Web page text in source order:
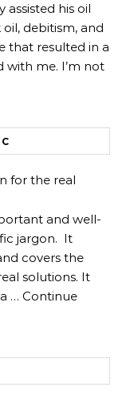
assisted his oil
debitism, and
that resulted in a
with me. I’m not
for the real
and well-
jargon. It
covers the
solutions. It
… Continue